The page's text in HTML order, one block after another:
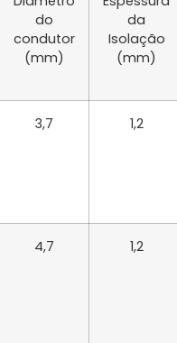
do
condutor
(mm)
da
Isolação
(mm)
3,7 1,2
4,7 1,2